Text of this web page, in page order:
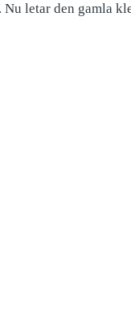
letar den gamla